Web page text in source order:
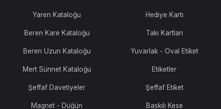
Yaren Kataloğu
Beren Kare Kataloğu
Beren Uzun Kataloğu
Mert Sünnet Kataloğu
Şeffaf Davetiyeler
Magnet - Düğün
Hediye Kartı
Takı Kartları
Yuvarlak - Oval Etiket
Etiketler
Şeffaf Etiket
Baskılı Kese